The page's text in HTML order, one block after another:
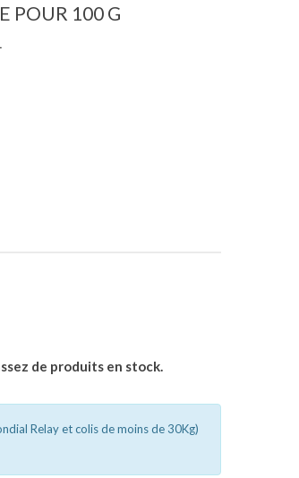
POUR 100 G
de produits en stock.
Relay et colis de moins de 30Kg)